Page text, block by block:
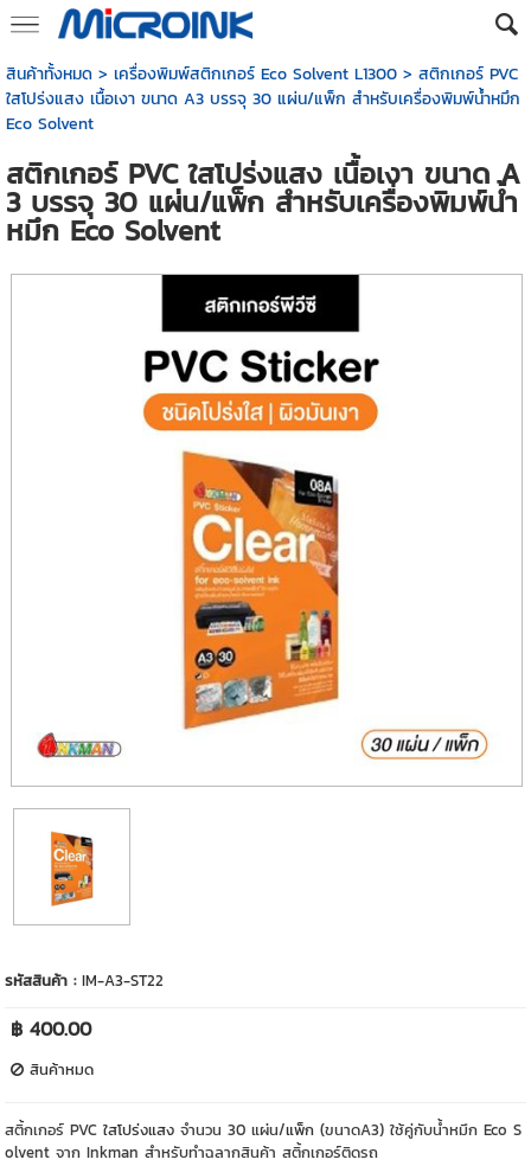
สินค้าทั้งหมด> เครื่องพิมพ์สติกเกอร์ Eco Solvent L1300> สติกเกอร์ PVC
ใสโปร่งแสง เนื้อเงา ขนาด A3 บรรจุ 30 แผ่น/แพ็ก สำหรับเครื่องพิมพ์น้ำหมึก
Eco Solvent
สติกเกอร์ PVC ใสโปร่งแสง เนื้อเงา ขนาด A
3 บรรจุ 30 แผ่น/แพ็ก สำหรับเครื่องพิมพ์น้ำ
หมึก Eco Solvent
รหัสสินค้า :IM-A3-ST22
฿ 400.00
สินค้าหมด
สติ้กเกอร์ PVCใสโปร่งแสง จำนวน 30 แผ่น/แพ็ก (ขนาดA3) ใช้คู่กับน้ำหมึก Eco S
olvent จาก Inkman สำหรับทำฉลากสินค้า สติ้กเกอร์ติดรถ